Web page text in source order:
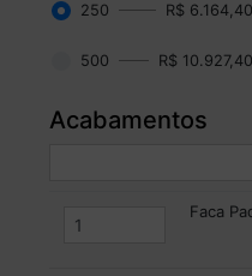
250 R$ 6.164,40
500 R$ 10.927,40
Acabamentos
Faca